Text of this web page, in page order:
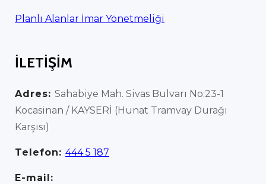
Planlı Alanlar İmar Yönetmeliği
İLETİŞİM
Adres: Sahabiye Mah. Sivas Bulvarı No:23-1
Kocasinan / KAYSERİ (Hunat Tramvay Durağı
Karşısı)
Telefon: 444 5 187
E-mail: